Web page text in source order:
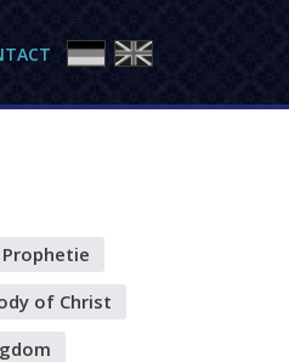
Prophetie
of Christ